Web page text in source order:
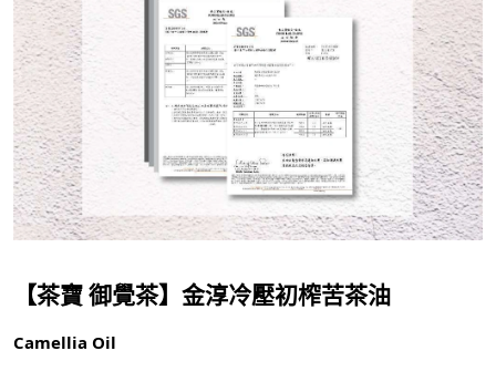
【茶寶 御覺茶】金淳冷壓初榨苦茶油
Camellia Oil